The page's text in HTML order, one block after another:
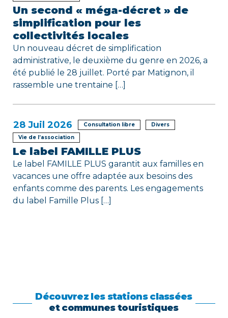
Un second « méga-décret » de
simplification pour les
collectivités locales
Un nouveau décret de simplification
administrative, le deuxième du genre en 2026, a
été publié le 28 juillet. Porté par Matignon, il
rassemble une trentaine […]
28 Juil 2026 Consultation libre
Divers
Vie de l’association
Le label FAMILLE PLUS
Le label FAMILLE PLUS garantit aux familles en
vacances une offre adaptée aux besoins des
enfants comme des parents. Les engagements
du label Famille Plus […]
Découvrez les stations classées
et communes touristiques